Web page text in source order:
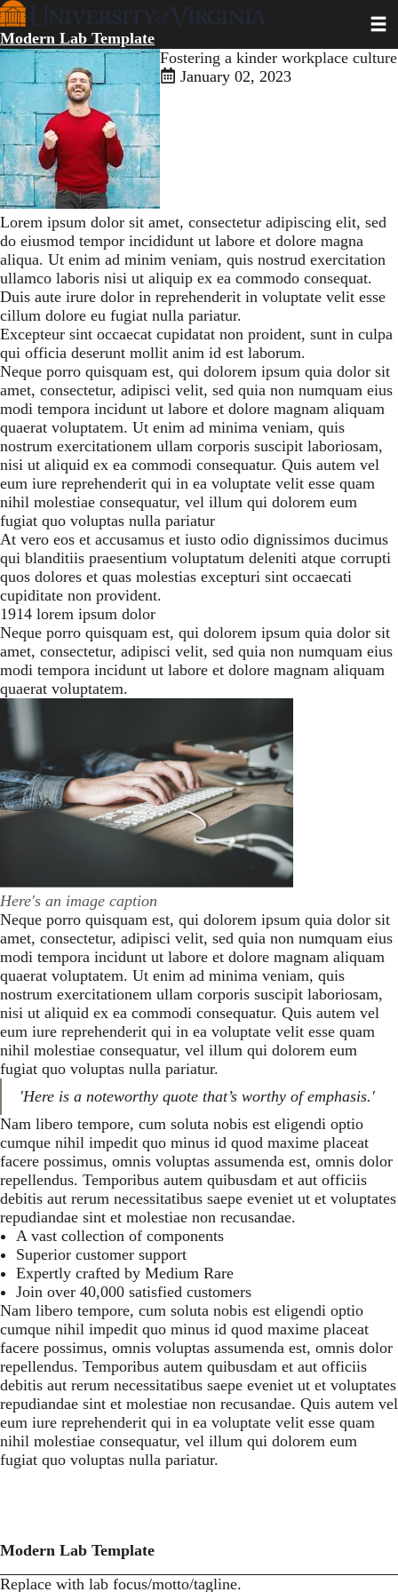
Skip
to
main
content
Modern Lab Template
Fostering a kinder workplace culture
January 02, 2023
Lorem ipsum dolor sit amet, consectetur adipiscing elit, sed
do eiusmod tempor incididunt ut labore et dolore magna
aliqua. Ut enim ad minim veniam, quis nostrud exercitation
ullamco laboris nisi ut aliquip ex ea commodo consequat.
Duis aute irure dolor in reprehenderit in voluptate velit esse
cillum dolore eu fugiat nulla pariatur.
Excepteur sint occaecat cupidatat non proident, sunt in culpa
qui officia deserunt mollit anim id est laborum.
Neque porro quisquam est, qui dolorem ipsum quia dolor sit
amet, consectetur, adipisci velit, sed quia non numquam eius
modi tempora incidunt ut labore et dolore magnam aliquam
quaerat voluptatem. Ut enim ad minima veniam, quis
nostrum exercitationem ullam corporis suscipit laboriosam,
nisi ut aliquid ex ea commodi consequatur. Quis autem vel
eum iure reprehenderit qui in ea voluptate velit esse quam
nihil molestiae consequatur, vel illum qui dolorem eum
fugiat quo voluptas nulla pariatur
At vero eos et accusamus et iusto odio dignissimos ducimus
qui blanditiis praesentium voluptatum deleniti atque corrupti
quos dolores et quas molestias excepturi sint occaecati
cupiditate non provident.
1914 lorem ipsum dolor
Neque porro quisquam est, qui dolorem ipsum quia dolor sit
amet, consectetur, adipisci velit, sed quia non numquam eius
modi tempora incidunt ut labore et dolore magnam aliquam
quaerat voluptatem.
Here's an image caption
Neque porro quisquam est, qui dolorem ipsum quia dolor sit
amet, consectetur, adipisci velit, sed quia non numquam eius
modi tempora incidunt ut labore et dolore magnam aliquam
quaerat voluptatem. Ut enim ad minima veniam, quis
nostrum exercitationem ullam corporis suscipit laboriosam,
nisi ut aliquid ex ea commodi consequatur. Quis autem vel
eum iure reprehenderit qui in ea voluptate velit esse quam
nihil molestiae consequatur, vel illum qui dolorem eum
fugiat quo voluptas nulla pariatur.
'Here is a noteworthy quote that’s worthy of emphasis.'
Nam libero tempore, cum soluta nobis est eligendi optio
cumque nihil impedit quo minus id quod maxime placeat
facere possimus, omnis voluptas assumenda est, omnis dolor
repellendus. Temporibus autem quibusdam et aut officiis
debitis aut rerum necessitatibus saepe eveniet ut et voluptates
repudiandae sint et molestiae non recusandae.
A vast collection of components
Superior customer support
Expertly crafted by Medium Rare
Join over 40,000 satisfied customers
Nam libero tempore, cum soluta nobis est eligendi optio
cumque nihil impedit quo minus id quod maxime placeat
facere possimus, omnis voluptas assumenda est, omnis dolor
repellendus. Temporibus autem quibusdam et aut officiis
debitis aut rerum necessitatibus saepe eveniet ut et voluptates
repudiandae sint et molestiae non recusandae. Quis autem vel
eum iure reprehenderit qui in ea voluptate velit esse quam
nihil molestiae consequatur, vel illum qui dolorem eum
fugiat quo voluptas nulla pariatur.
Modern Lab Template
Replace with lab focus/motto/tagline.